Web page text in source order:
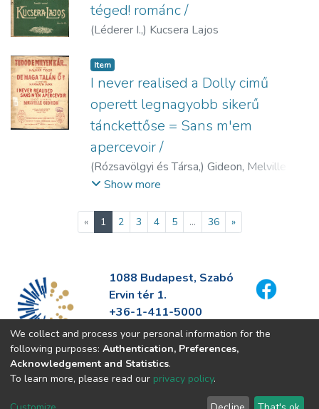
téged! románc /
(Léderer I.,) Kucsera Lajos
Item
I never realised a Dolly cimű
operett legnagyobb sikerű
tánckettőse = Sans m'em
apercevoir /
(Rózsavölgyi és Társa,) Gideon, Melville
(1884-1933)
Show more
« 1(current)
2 3 4 5 ... 36 »
1088 Budapest, Szabó
Ervin tér 1.
+36-1-411-5000
info@fszek.hu
https://fszek.hu
We collect and process your personal information for the
following purposes: Authentication, Preferences,
Acknowledgement and Statistics.
To learn more, please read our privacy policy.